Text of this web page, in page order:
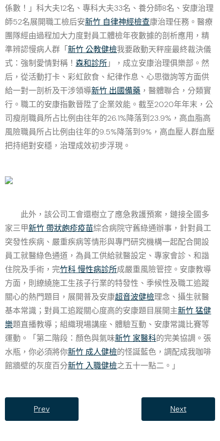
係數！」科大夫12名、專科大夫33名、養分師8名、安康治理
師52名展開職工檢后安新竹 自律神經檢查康治理任務。醫療
團隊經由過程加大力度對員工體檢年夜數據的剖析應用，精
準辨認慢病人群「新竹 公教健檢我要啟動天秤座最終裁決儀
式：強制愛情對稱！ 森和診所」，成立安康治理俱樂部。然
后，從活動打卡、彩虹飲食、紀律作息、心思徵詢等方面供
給一對一剖析及干涉領導新竹 出國備藥 ，醫體聯合，分類實
行。職工的安康指數晉陞了企業效能。截至2020年年末，公
司瘦削職員所占比例由往年的26.1%降落到23.9%，高血脂高
風險職員所占比例由往年的9.5%降落到9%，高血壓人群血壓
把持絕對安穩，治理成效初步浮現。
此外，該公司工會還樹立了應急救護預案，鏈接全國多
家三甲新竹 帶狀皰疹疫苗綜合病院守舊綠通辦事，針對員工
突發性疾病、嚴重疾病等情形與專門研究機構一起配合開設
員工就醫綠色通道，為員工供給就醫設定、專家會診、和諧
住院及手術，完竹科 慢性病診所成嚴重風險管控。安康教導
方面，則繚繞施工生孩子行業的特發性、季候性及職工追蹤
關心的熱門題目，展開普及安康超音波健檢理念、攝生就醫
基本常識；對員工追蹤關心度高的安康題目展開主新竹 猛健
樂題直播教導；組織現場講座、體驗互動、安康常識比賽等
運動。「第二階段：顏色與氣味新竹 家醫科的完美協調。張
水瓶，你必須將你新竹 成人健檢的怪誕藍色，調配成我咖啡
館牆壁的灰度百分新竹 入職健檢之五十一點二。」
Prev Next